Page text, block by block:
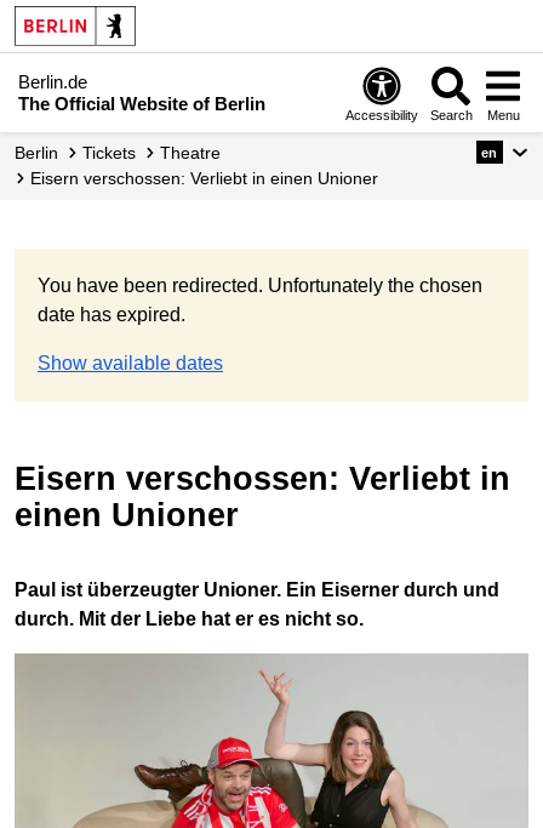
Berlin.de
The Official Website of Berlin
Accessibility Search Menu
Berlin Tickets
Theatre
Eisern verschossen: Verliebt in einen Unioner
en
You have been redirected. Unfortunately the chosen
date has expired.
Show available dates
Eisern verschossen: Verliebt in
einen Unioner
Paul ist überzeugter Unioner. Ein Eiserner durch und
durch. Mit der Liebe hat er es nicht so.